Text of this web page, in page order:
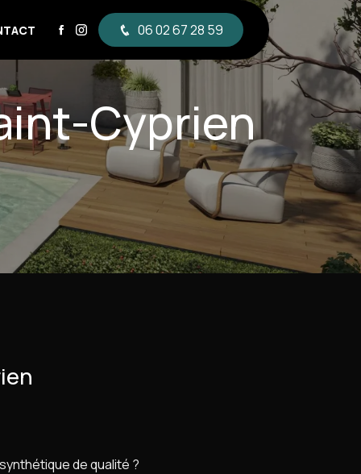
06 02 67 28 59
Cyprien
de qualité ?